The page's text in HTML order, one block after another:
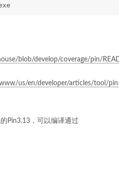
blob/develop/coverage/pin/
us/en/developer/articles/tool/
Pin3.13，可以编译通过